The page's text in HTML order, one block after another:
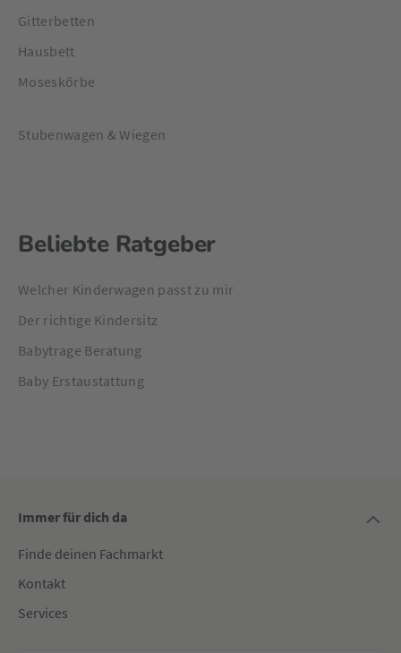
Gitterbetten
Hausbett
Moseskörbe
Stubenwagen & Wiegen
Beliebte Ratgeber
Welcher Kinderwagen passt zu mir
Der richtige Kindersitz
Babytrage Beratung
Baby Erstaustattung
Immer für dich da
Finde deinen Fachmarkt
Kontakt
Services